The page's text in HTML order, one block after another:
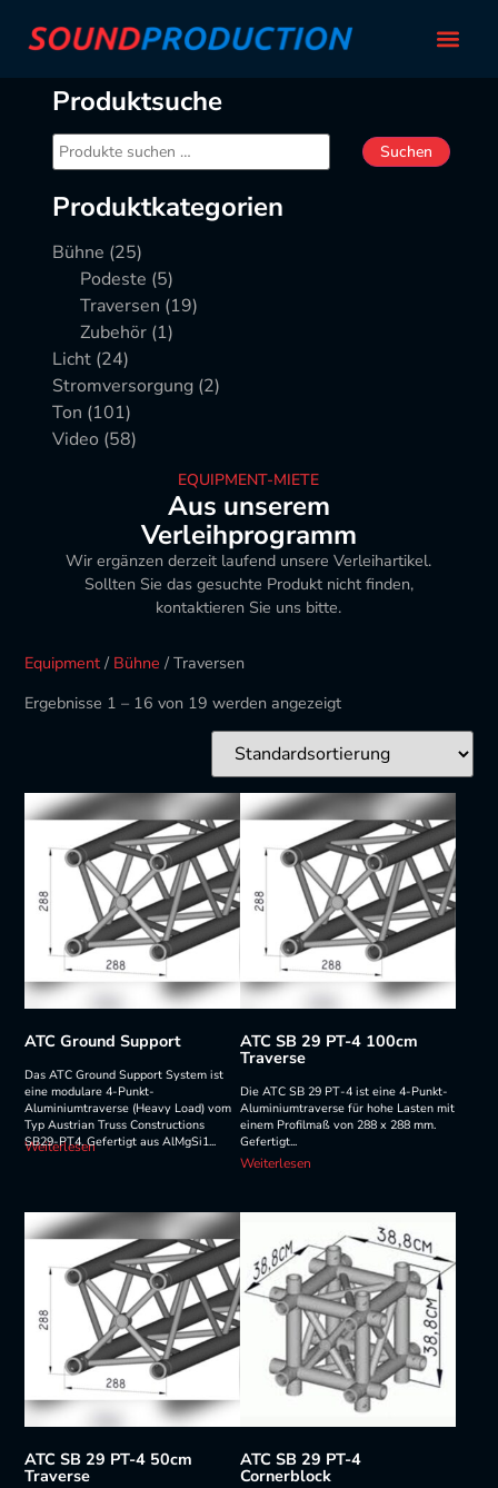
Produktsuche
Suchen
Produktkategorien
Bühne (25)
Podeste (5)
Traversen (19)
Zubehör (1)
Licht (24)
Stromversorgung (2)
Ton (101)
Video (58)
EQUIPMENT-MIETE
Aus unserem
Verleihprogramm
Wir ergänzen derzeit laufend unsere Verleihartikel.
Sollten Sie das gesuchte Produkt nicht finden,
kontaktieren Sie uns bitte.
Equipment / Bühne / Traversen
Ergebnisse 1 – 16 von 19 werden angezeigt
ATC Ground Support
Das ATC Ground Support System ist
eine modulare 4-Punkt-
Aluminiumtraverse (Heavy Load) vom
Typ Austrian Truss Constructions
SB29-PT4. Gefertigt aus AlMgSi1...
Weiterlesen
ATC SB 29 PT-4 100cm
Traverse
Die ATC SB 29 PT-4 ist eine 4-Punkt-
Aluminiumtraverse für hohe Lasten mit
einem Profilmaß von 288 x 288 mm.
Gefertigt...
Weiterlesen
ATC SB 29 PT-4 50cm
Traverse
ATC SB 29 PT-4
Cornerblock